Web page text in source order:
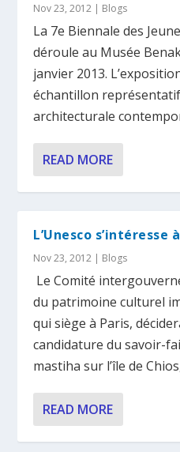
Nov 23, 2012 | Blogs
La 7e Biennale des
déroule au Musée
janvier 2013.
échantillon
architecturale
READ MORE
L’Unesco s’intéresse
Nov 23, 2012 | Blogs
Le Comité
du patrimoine culturel
qui siège à Paris,
candidature du savoir-
mastiha sur l’île de
READ MORE